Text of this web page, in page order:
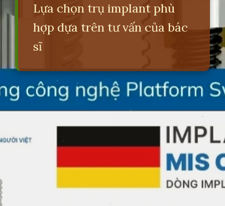
Lựa chọn trụ implant phù
hợp dựa trên tư vấn của bác
sĩ
Đang mở https://erci.edu.vn/so-sanh-cac-loai-tru-implant